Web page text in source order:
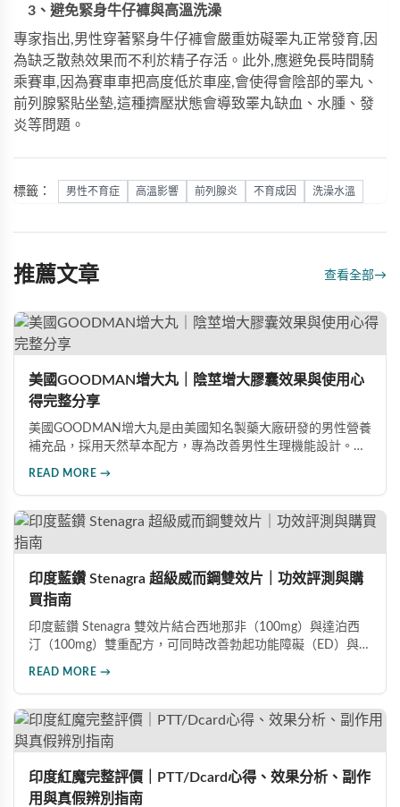
3、避免緊身牛仔褲與高溫洗澡
專家指出,男性穿著緊身牛仔褲會嚴重妨礙睪丸正常發育,因
為缺乏散熱效果而不利於精子存活。此外,應避免長時間騎
乘賽車,因為賽車車把高度低於車座,會使得會陰部的睪丸、
前列腺緊貼坐墊,這種擠壓狀態會導致睪丸缺血、水腫、發
炎等問題。
標籤： 男性不育症 高溫影響 前列腺炎 不育成因 洗澡水溫
推薦文章 查看全部→
美國GOODMAN增大丸｜陰莖增大膠囊效果與使用心
得完整分享
美國GOODMAN增大丸是由美國知名製藥大廠研發的男性營養
補充品，採用天然草本配方，專為改善男性生理機能設計。根
READ MORE →
印度藍鑽 Stenagra 超級威而鋼雙效片｜功效評測與購
買指南
印度藍鑽 Stenagra 雙效片結合西地那非（100mg）與達泊西
汀（100mg）雙重配方，可同時改善勃起功能障礙（ED）與早
高的男性保健品選擇。
READ MORE →
印度紅魔完整評價｜PTT/Dcard心得、效果分析、副作
用與真假辨別指南